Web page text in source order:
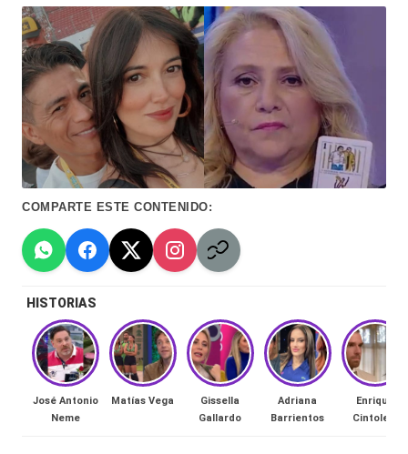
y
F
ar
á
n
d
ul
a
C
hi
le
n
a
Tierra
Brava,
Gran
Hermano
-
Tendencias
-
Exclusivas
Tv
redes
COMPARTE ESTE CONTENIDO:
HISTORIAS
José Antonio
Neme
Matías Vega
Gissella
Gallardo
Adriana
Barrientos
Enrique
Cintolesi